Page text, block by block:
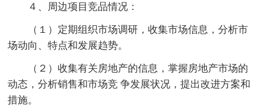
４、周边项目竞品情况：
（１）定期组织市场调研，收集市场信息，分析市
场动向、特点和发展趋势。
（２）收集有关房地产的信息，掌握房地产市场的
动态，分析销售和市场竞 争发展状况，提出改进方案和
措施。